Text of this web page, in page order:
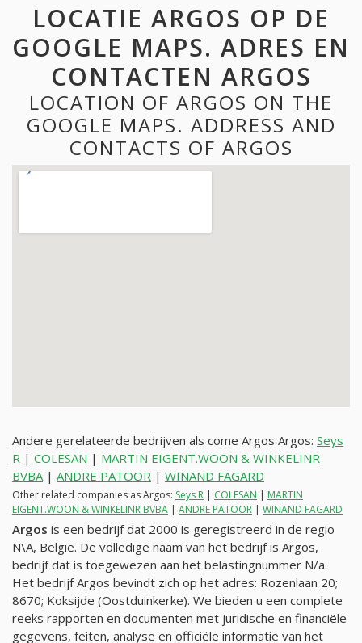
LOCATIE ARGOS OP DE
GOOGLE MAPS. ADRES EN
CONTACTEN ARGOS
LOCATION OF ARGOS ON THE
GOOGLE MAPS. ADDRESS AND
CONTACTS OF ARGOS
Andere gerelateerde bedrijven als come Argos Argos: Seys
R | COLESAN | MARTIN EIGENT.WOON & WINKELINR
BVBA| ANDRE PATOOR | WINAND FAGARD
Other related companies as Argos: Seys R | COLESAN | MARTIN
EIGENT.WOON & WINKELINR BVBA | ANDRE PATOOR | WINAND FAGARD
Argos is een bedrijf dat 2000 is geregistreerd in de regio
N\A, België. De volledige naam van het bedrijf is Argos,
bedrijf dat is toegewezen aan het belastingnummer N/a.
Het bedrijf Argos bevindt zich op het adres: Rozenlaan 20;
8670; Koksijde (Oostduinkerke). We bieden u een complete
reeks rapporten en documenten met juridische en financiële
gegevens, feiten, analyse en officiële informatie van het